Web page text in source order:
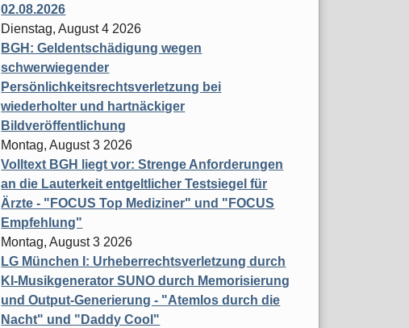
02.08.2026
Dienstag, August 4 2026
BGH: Geldentschädigung wegen
schwerwiegender
Persönlichkeitsrechtsverletzung bei
wiederholter und hartnäckiger
Bildveröffentlichung
Montag, August 3 2026
Volltext BGH liegt vor: Strenge Anforderungen
an die Lauterkeit entgeltlicher Testsiegel für
Ärzte - "FOCUS Top Mediziner" und "FOCUS
Empfehlung"
Montag, August 3 2026
LG München I: Urheberrechtsverletzung durch
KI-Musikgenerator SUNO durch Memorisierung
und Output-Generierung - "Atemlos durch die
Nacht" und "Daddy Cool"